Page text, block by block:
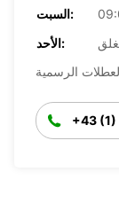
السبت:
الأحد:
+43 (1)